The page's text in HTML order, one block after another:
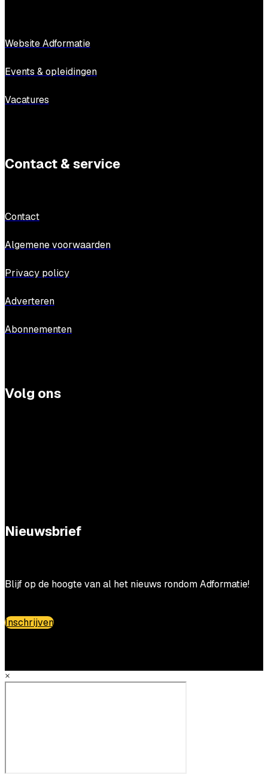
Website Adformatie
Events & opleidingen
Vacatures
Contact & service
Contact
Algemene voorwaarden
Privacy policy
Adverteren
Abonnementen
Volg ons
Nieuwsbrief
Blijf op de hoogte van al het nieuws rondom Adformatie!
Inschrijven
×